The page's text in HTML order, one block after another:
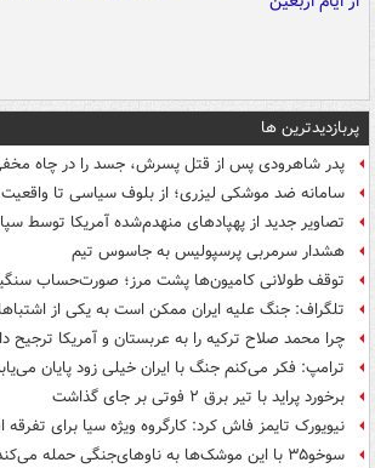
پربازدیدترین ها
پدر شاهرودی پس از قتل پسرش، جسد را در چاه
سامانه ضد موشکی لیزری؛ از بلوف سیاسی تا واقعیت
تصاویر جدید از پهپادهای منهدم‌شده آمریکا توسط
هشدار سرمربی پرسپولیس به جاسوس تیم
توقف طولانی کامیون‌ها پشت مرز؛ صورت‌حساب
تلگراف: جنگ علیه ایران ممکن است به یکی از
چرا محمد صلاح ترکیه را به عربستان و آمریکا ترجیح
ترامپ: فکر می‌کنم جنگ با ایران خیلی زود پایان
برخورد پراید با تیر برق ۲ فوتی بر جای گذاشت
نیویورک تایمز فاش کرد: کارگروه ویژه سیا برای تفرقه
سوخو۳۵ با این موشک‌ها به ناوهای‌جنگی حمله می‌کند